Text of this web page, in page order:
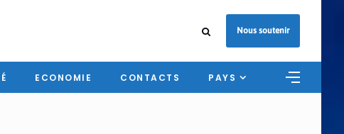
Nous soutenir
ECONOMIE CONTACTS PAYS